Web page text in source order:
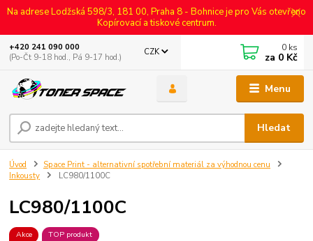
Na adrese Lodžská 598/3, 181 00, Praha 8 - Bohnice je pro Vás otevřeno
Kopírovací a tiskové centrum.
Menu
CZK
Hledat
+420 241 090 000
(Po-Čt 9-18 hod., Pá 9-17 hod.)
0 ks
za 0 Kč
Úvod
Space Print - alternativní spotřební materiál za výhodnou cenu
Inkousty
LC980/1100C
LC980/1100C
Akce TOP produkt